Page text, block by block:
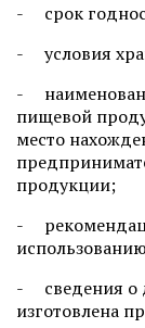
- срок
- условия
-
пищевой
место
продукции;
-
- сведения о
изготовлена